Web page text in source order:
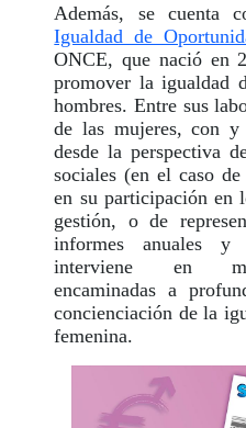
Además, se cuenta
Igualdad de
ONCE, que nació en
promover la igualdad
hombres. Entre sus
de las mujeres, con y
desde la perspectiva
sociales (en el caso
en su participación en
gestión, o de
informes anuales y
interviene en
encaminadas a
concienciación de la
femenina.